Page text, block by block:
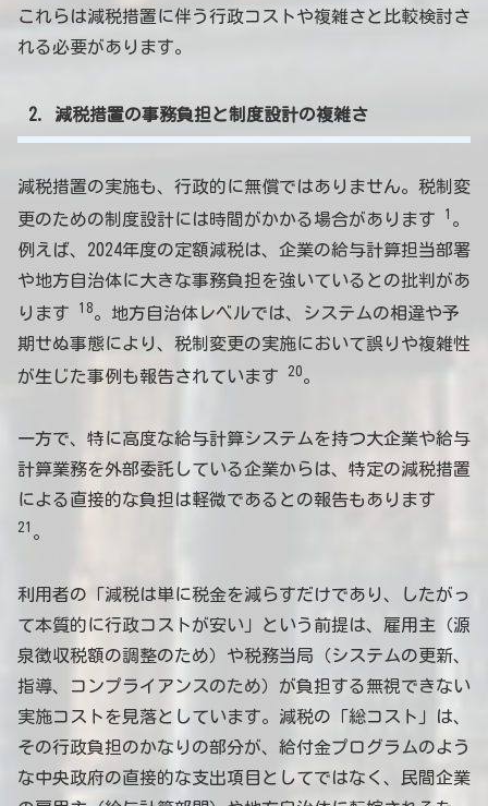
これらは減税措置に伴う行政コストや複雑さと比較検討さ
れる必要があります。
2. 減税措置の事務負担と制度設計の複雑さ
減税措置の実施も、行政的に無償ではありません。税制変
更のための制度設計には時間がかかる場合があります
1 。
例えば、2024年度の定額減税は、企業の給与計算担当部署
や地方自治体に大きな事務負担を強いているとの批判があ
ります
18。地方自治体レベルでは、システムの相違や予
期せぬ事態により、税制変更の実施において誤りや複雑性
が生じた事例も報告されています
20。
一方で、特に高度な給与計算システムを持つ大企業や給与
計算業務を外部委託している企業からは、特定の減税措置
による直接的な負担は軽微であるとの報告もあります
21 。
利用者の「減税は単に税金を減らすだけであり、したがっ
て本質的に行政コストが安い」という前提は、雇用主（源
泉徴収税額の調整のため）や税務当局（システムの更新、
指導、コンプライアンスのため）が負担する無視できない
実施コストを見落としています。減税の「総コスト」は、
その行政負担のかなりの部分が、給付金プログラムのよう
な中央政府の直接的な支出項目としてではなく、民間企業